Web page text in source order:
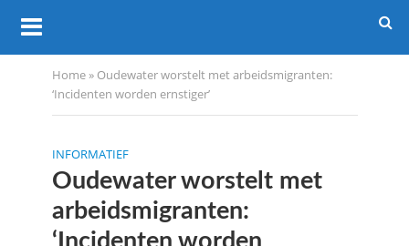
Home» Oudewater worstelt met arbeidsmigranten:
‘Incidenten worden ernstiger’
INFORMATIEF
Oudewater worstelt met
arbeidsmigranten:
‘Incidenten worden